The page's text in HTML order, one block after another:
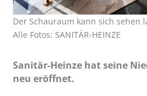
Der Schauraum kann sich sehen
Alle Fotos: SANITÄR-HEINZE
Sanitär-Heinze hat seine
neu eröffnet.